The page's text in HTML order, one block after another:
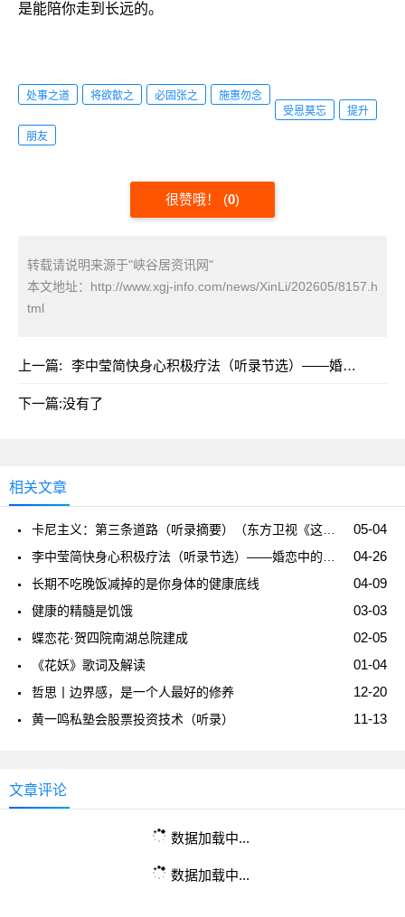
是能陪你走到长远的。
处事之道 将欲歙之 必固张之
施惠勿念
受恩莫忘
提升
朋友
很赞哦！ (0)
转载请说明来源于"峡谷居资讯网"
本文地址： http://www.xgj-info.com/news/XinLi/202605/8157.h
tml
上一篇: 李中莹简快身心积极疗法（听录节选）——婚恋中的投射是童年与父母关系的反映，认识到才能走出来
下一篇:没有了
相关文章
05-04
04-26
04-09
长期不吃晚饭减掉的是你身体的健康底线
03-03
健康的精髓是饥饿
02-05
蝶恋花·贺四院南湖总院建成
01-04
《花妖》歌词及解读
12-20
哲思丨边界感，是一个人最好的修养
11-13
黄一鸣私塾会股票投资技术（听录）
文章评论
数据加载中...
数据加载中...